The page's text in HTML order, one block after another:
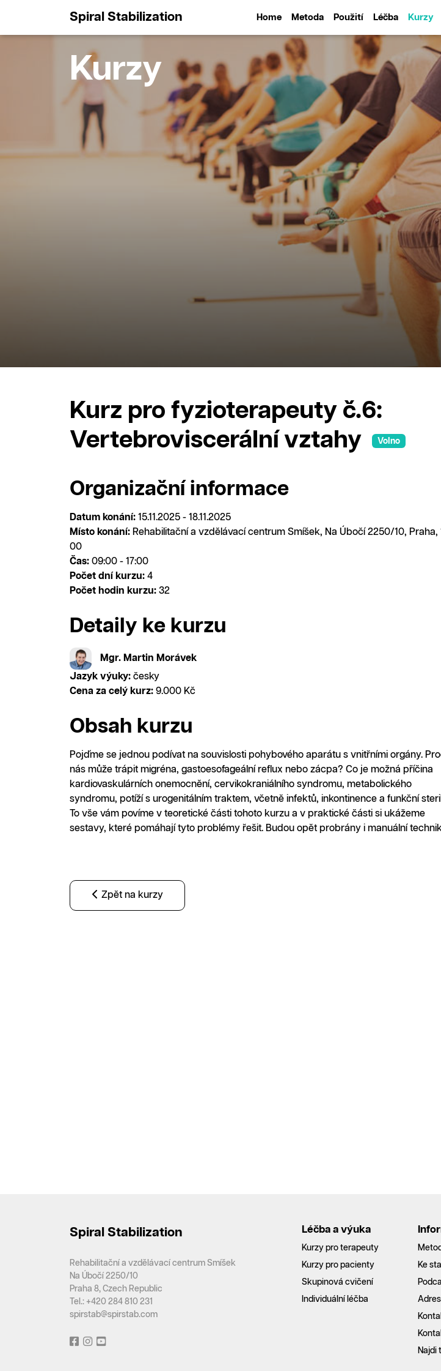
Spiral Stabilization Home Metoda Použití Léčba Kurzy
Kurzy
Kurz pro fyzioterapeuty č.6:
Vertebroviscerální vztahy
Volno
Organizační informace
Datum konání: 15.11.2025 - 18.11.2025
Místo konání: Rehabilitační a vzdělávací centrum Smíšek, Na Úbočí 2250/10, Praha,
00
Čas: 09:00 - 17:00
Počet dní kurzu: 4
Počet hodin kurzu: 32
Detaily ke kurzu
Mgr. Martin Morávek
Jazyk výuky: česky
Cena za celý kurz: 9.000 Kč
Obsah kurzu
Pojďme se jednou podívat na souvislosti pohybového aparátu s vnitřními orgány.
nás může trápit migréna, gastoesofageální reflux nebo zácpa? Co je možná příčina
kardiovaskulárních onemocnění, cervikokraniálního syndromu, metabolického
syndromu, potíží s urogenitálním traktem, včetně infektů, inkontinence a funkční
To vše vám povíme v teoretické části tohoto kurzu a v praktické části si ukážeme
sestavy, které pomáhají tyto problémy řešit. Budou opět probrány i manuální
Zpět na kurzy
Spiral Stabilization
Rehabilitační a vzdělávací centrum Smíšek
Na Úbočí 2250/10
Praha 8, Czech Republic
Tel.: +420 284 810 231
spirstab@spirstab.com
Léčba a výuka
Kurzy pro terapeuty
Kurzy pro pacienty
Skupinová cvičení
Individuální léčba
Ke
Najdi